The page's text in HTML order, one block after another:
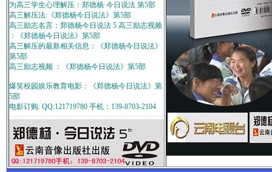
为高三学生心理解压：郑德杨·今日说法 第5部
高三解压法:《郑德杨今日说法》第5部
高三励志名言：郑德杨今日说法 5 高三励志视频
：《郑德杨今日说法》第5部
高三解压的最新相关信息：《郑德杨今日说法》
第5部
高三励志视频 ：《郑德杨今日说法》第5部
爆笑校园娱乐教育电影：《郑德杨今日说法》第
5部
电影订购: QQ:121719780 手机：139-8703-2104